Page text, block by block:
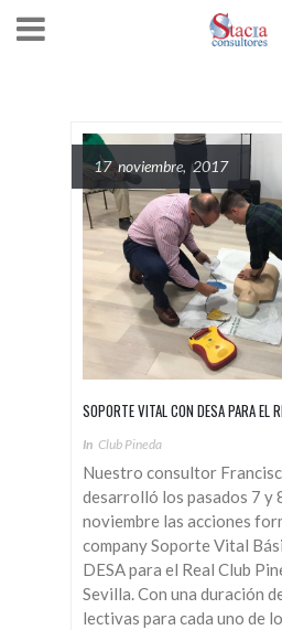
17 noviembre, 2017
SOPORTE VITAL CON DESA PARA EL
In Club Pineda
Nuestro consultor
desarrolló los pasados 7 y
noviembre las acciones
company Soporte Vital
DESA para el Real Club
Sevilla. Con una duración
lectivas para cada uno de